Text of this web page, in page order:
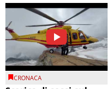
CRONACA